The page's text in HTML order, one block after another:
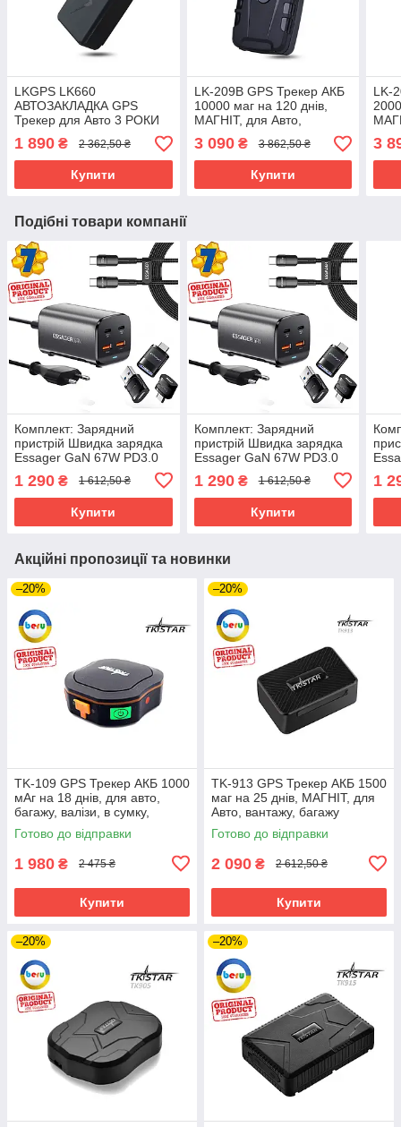
LKGPS LK660
АВТОЗАКЛАДКА GPS
Трекер для Авто 3 РОКИ
МАГНІТ НЕ сканується
1 890 ₴ 2 362,50 ₴
Купити
LK-209B GPS Трекер АКБ
10000 маг на 120 днів,
МАГНІТ, для Авто,
Автомобільний, LKGPS
3 090₴ 3 862,50 ₴
Купити
LK-
3
Подібні товари компанії
Комплект: Зарядний
пристрій Швидка зарядка
Essager GaN 67W PD3.0
QC4.0 +Кабель 100W +3
Перехідника
1 290 ₴ 1 612,50 ₴
Купити
Комплект: Зарядний
пристрій Швидка зарядка
Essager GaN 67W PD3.0
QC4.0 +Кабель 100W +3
Перехідника
1 290₴ 1 612,50 ₴
Купити
1
Акційні пропозиції та новинки
–20%
TK-109 GPS Трекер АКБ 1000
мАг на 18 днів, для авто,
багажу, валізи, в сумку,
Автономний, TKSTAR
Готово до відправки
1 980 ₴ 2 475 ₴
Купити
–20%
TK-913 GPS Трекер АКБ 1500
маг на 25 днів, МАГНІТ, для
Авто, вантажу, багажу
Автономний, TKSTAR
Готово до відправки
2 090 ₴ 2 612,50 ₴
Купити
–20% –20%